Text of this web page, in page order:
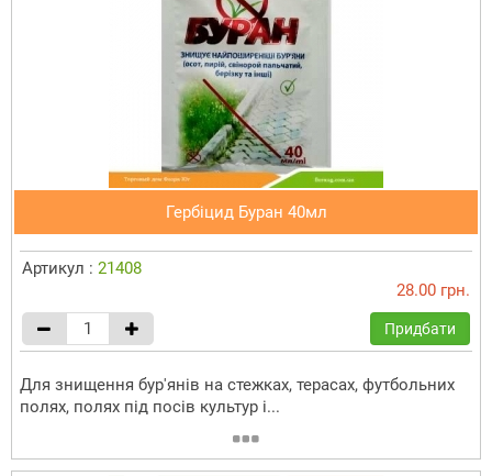
Гербіцид Буран 40мл
Артикул : 21408
28.00 грн.
Придбати
Для знищення бур'янів на стежках, терасах, футбольних
полях, полях під посів культур і...